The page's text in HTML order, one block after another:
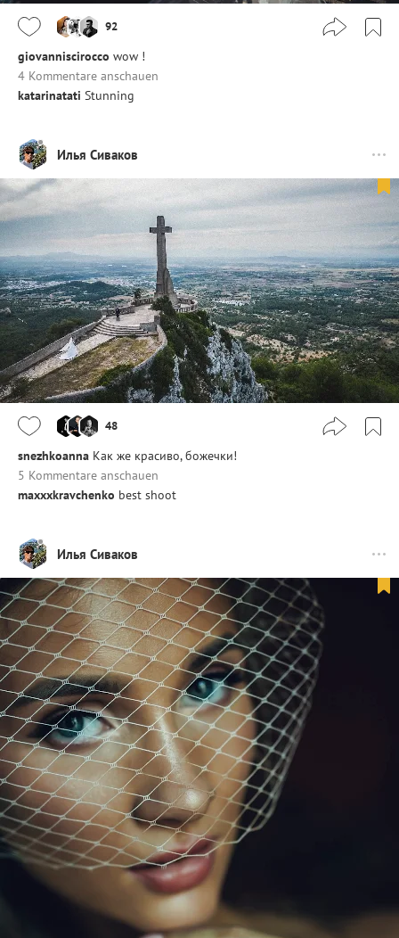
92
giovanniscirocco wow !
4 Kommentare anschauen
katarinatati Stunning
Илья Сиваков
48
snezhkoanna Как же красиво, божечки!
5 Kommentare anschauen
maxxxkravchenko best shoot
Илья Сиваков